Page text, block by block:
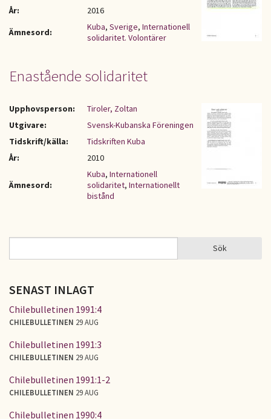
År:
2016
Ämnesord:
Kuba, Sverige, Internationell
solidaritet. Volontärer
Enastående solidaritet
Upphovsperson:
Tiroler, Zoltan
Utgivare:
Svensk-Kubanska Föreningen
Tidskrift/källa:
Tidskriften Kuba
År:
2010
Ämnesord:
Kuba, Internationell
solidaritet, Internationellt
bistånd
SÖKFORMULÄR Sök
SENAST INLAGT
Chilebulletinen 1991:4
CHILEBULLETINEN 29 AUG
Chilebulletinen 1991:3
CHILEBULLETINEN 29 AUG
Chilebulletinen 1991:1-2
CHILEBULLETINEN 29 AUG
Chilebulletinen 1990:4